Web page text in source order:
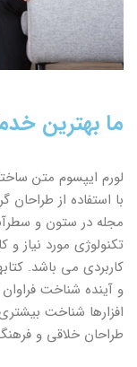
ما بهترین
لورم ایپسوم متن
با استفاده از
مجله در ستون و
تکنولوژی مورد نیاز و
کاربردی می باشد.
و آینده شناخت
افزارها شناخت
طراحان خلاقی و